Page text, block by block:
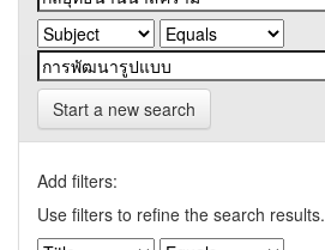
Start a new search
Add filters:
Use filters to refine the search results.